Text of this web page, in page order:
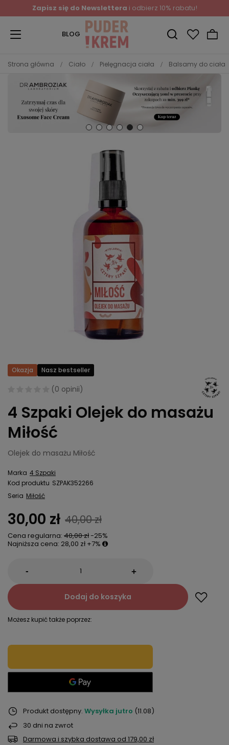
Zapisz się do Newslettera i odbierz 10% rabatu!
BLOG
Strona główna Ciało Pielęgnacja ciała Balsamy do ciała
Okazja Nasz bestseller
(0 opinii)
4 Szpaki Olejek do masażu
Miłość
Olejek do masażu Miłość
Marka 4 Szpaki
Kod produktu SZPAK352266
Seria Miłość
30,00 zł 40,00 zł
Cena regularna: 40,00 zł-25%
Najniższa cena: 28,00 zł +7%
- +
Dodaj do koszyka
Możesz kupić także poprzez:
Produkt dostępny Wysyłka jutro (11.08)
30 dni na zwrot
Darmowa i szybka dostawa od 179,00 zł